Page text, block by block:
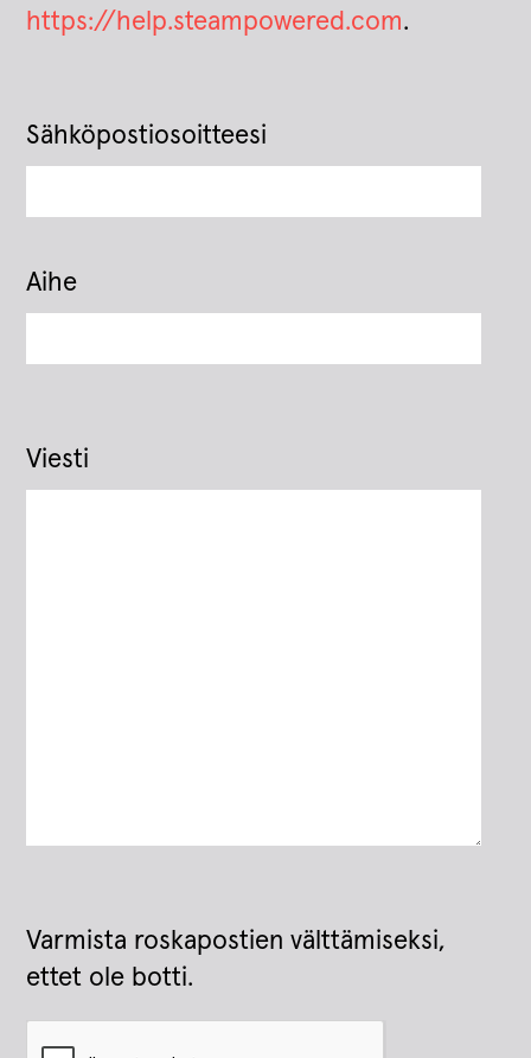
https://help.steampowered.com.
Sähköpostiosoitteesi
Aihe
Viesti
Varmista roskapostien välttämiseksi,
ettet ole botti.